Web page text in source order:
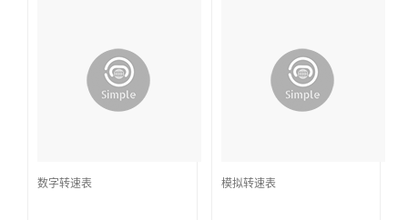
数字转速表 模拟转速表